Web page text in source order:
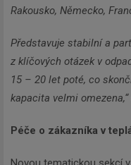
Rakousko, Německo,
Představuje stabilní a
z klíčových otázek v
15 – 20 let poté, co
kapacita velmi omezena,“
Péče o zákazníka v